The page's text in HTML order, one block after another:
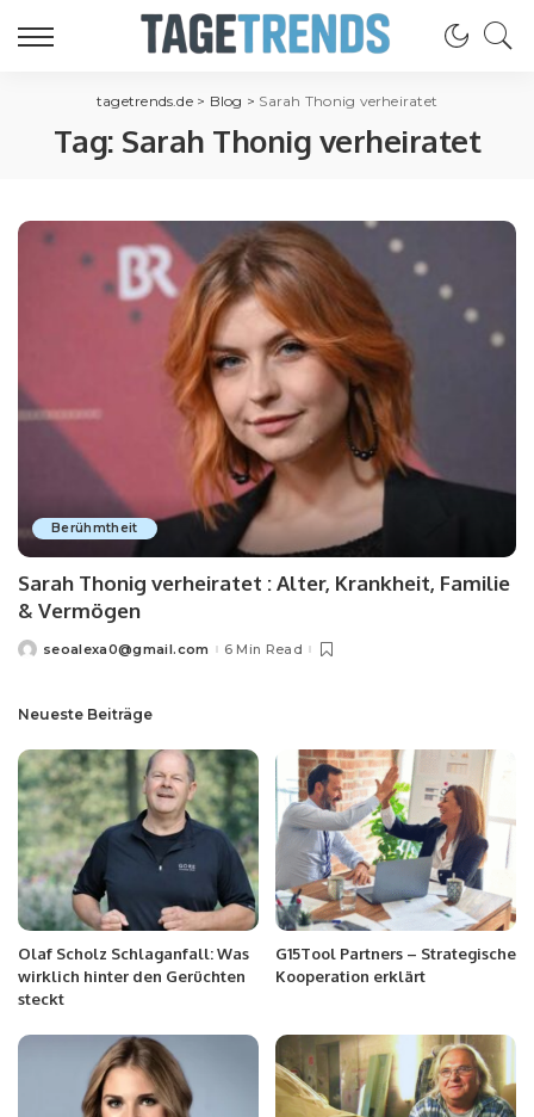
tagetrends.de> Blog > Sarah Thonig verheiratet
Tag: Sarah Thonig verheiratet
Berühmtheit
Sarah Thonig verheiratet : Alter, Krankheit, Familie
& Vermögen
seoalexa0@gmail.com 6 Min Read
Neueste Beiträge
Olaf Scholz Schlaganfall: Was
wirklich hinter den Gerüchten
steckt
G15Tool Partners – Strategische
Kooperation erklärt